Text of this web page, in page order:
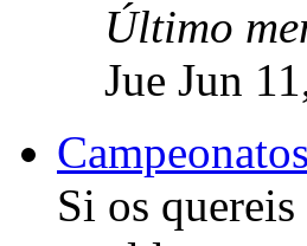
Último
Jue Jun
Campeonatos
Si os